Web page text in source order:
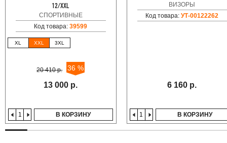
12/XXL
СПОРТИВНЫЕ
Код товара:39599
XL XXL 3XL
20 410 р. 36 %
13 000 р.
В КОРЗИНУ
ВИЗОРЫ
Код товара:УТ-00122262
6 160 р.
В КОРЗИНУ